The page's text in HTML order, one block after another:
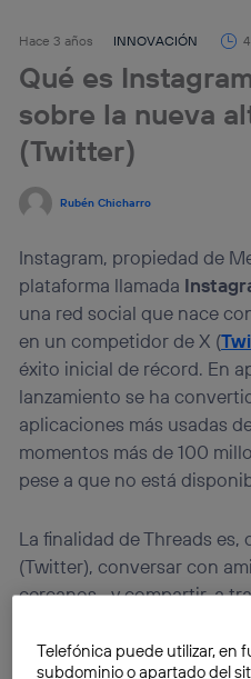
Hace 3 años INNOVACIÓN
Qué es
sobre la nueva
(Twitter)
Rubén Chicharro
Instagram, propiedad de
plataforma llamada
una red social que nace
en un competidor de X (
éxito inicial de récord. En
lanzamiento se ha
aplicaciones más usadas
momentos más de 100
pese a que no está
La finalidad de Threads
(Twitter), conversar con
cercanos– y compartir, a
parte, describe esta
Telefónica puede utilizar, en
subdominio o apartado del